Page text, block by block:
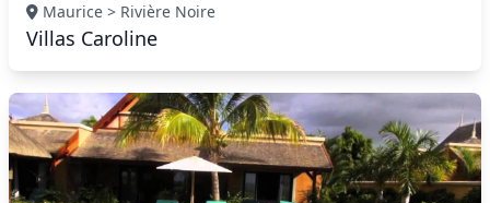
Maurice > Rivière Noire
Villas Caroline